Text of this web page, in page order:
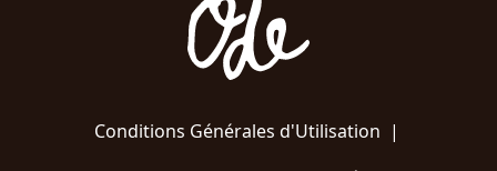
Conditions Générales d'Utilisation |